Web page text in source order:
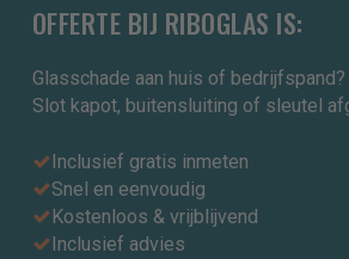
OFFERTE BIJ RIBOGLAS IS:
Glasschade aan huis of bedrijfspand?
Slot kapot, buitensluiting of sleutel
Inclusief gratis inmeten
Snel en eenvoudig
Kostenloos & vrijblijvend
Inclusief advies